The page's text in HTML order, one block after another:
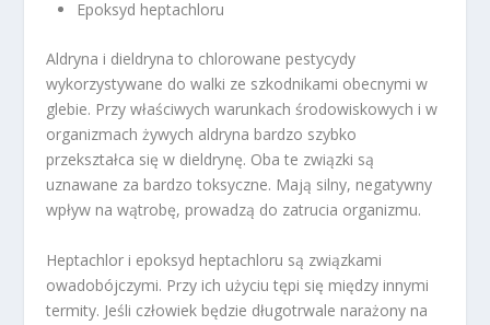
Epoksyd heptachloru
Aldryna i dieldryna to chlorowane pestycydy
wykorzystywane do walki ze szkodnikami obecnymi w
glebie. Przy właściwych warunkach środowiskowych i w
organizmach żywych aldryna bardzo szybko
przekształca się w dieldrynę. Oba te związki są
uznawane za bardzo toksyczne. Mają silny, negatywny
wpływ na wątrobę, prowadzą do zatrucia organizmu.
Heptachlor i epoksyd heptachloru są związkami
owadobójczymi. Przy ich użyciu tępi się między innymi
termity. Jeśli człowiek będzie długotrwale narażony na